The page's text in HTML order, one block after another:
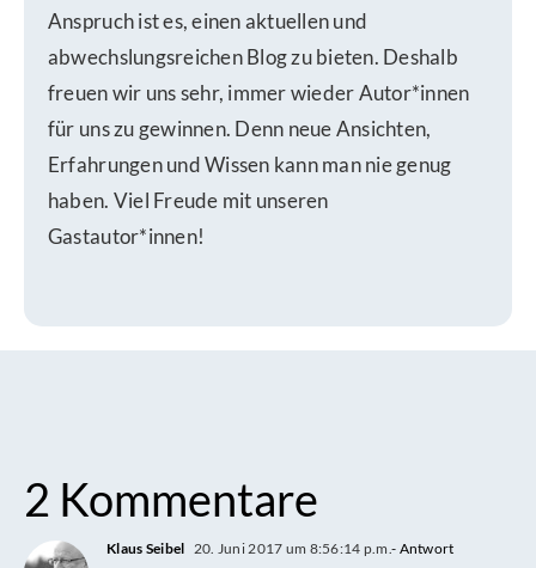
Anspruch ist es, einen aktuellen und
abwechslungsreichen Blog zu bieten. Deshalb
freuen wir uns sehr, immer wieder Autor*innen
für uns zu gewinnen. Denn neue Ansichten,
Erfahrungen und Wissen kann man nie genug
haben. Viel Freude mit unseren
Gastautor*innen!
2 Kommentare
Klaus Seibel 20. Juni 2017 um 8:56:14 p.m.- Antwort